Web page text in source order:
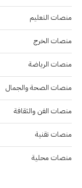
منصات التعليم
منصات الخرج
منصات الرياضة
منصات الصحة والجمال
منصات الفن والثقافة
منصات تقنية
منصات محلية